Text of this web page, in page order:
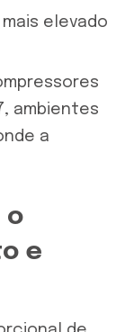
elevado
ambientes
a
o
e